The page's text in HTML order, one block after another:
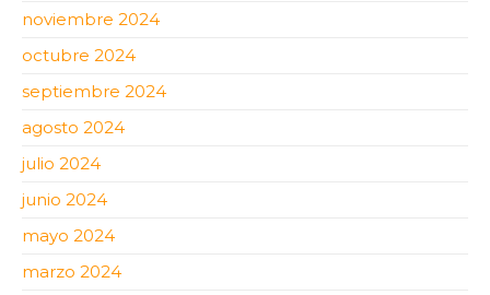
noviembre 2024
octubre 2024
septiembre 2024
agosto 2024
julio 2024
junio 2024
mayo 2024
marzo 2024